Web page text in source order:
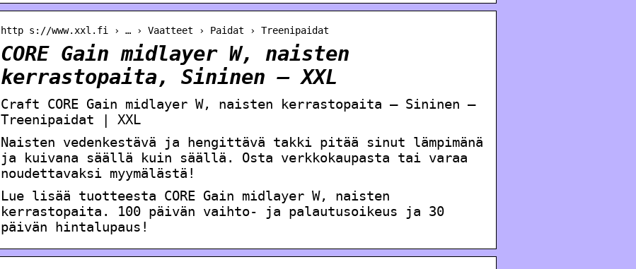
http s://www.xxl.fi › … › Vaatteet › Paidat › Treenipaidat
CORE Gain midlayer W, naisten
kerrastopaita, Sininen – XXL
Craft CORE Gain midlayer W, naisten kerrastopaita – Sininen –
Treenipaidat | XXL
Naisten vedenkestävä ja hengittävä takki pitää sinut lämpimänä
ja kuivana säällä kuin säällä. Osta verkkokaupasta tai varaa
noudettavaksi myymälästä!
Lue lisää tuotteesta CORE Gain midlayer W, naisten
kerrastopaita. 100 päivän vaihto- ja palautusoikeus ja 30
päivän hintalupaus!